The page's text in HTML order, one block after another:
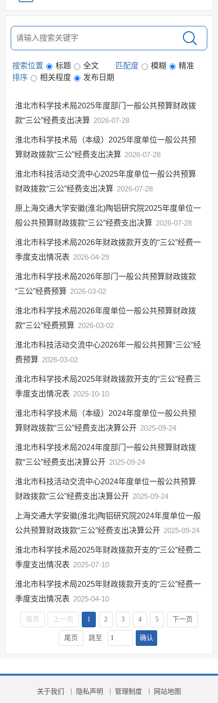
回应关切
监督保障
其他法定信息
搜索位置 标题 全文 匹配度 模糊
精准
排序
相关程度 发布日期
淮北市科学技术局2025年度部门一般公共预算财政拨
款“三公”经费支出决算 2026-07-28
淮北市科学技术局（本级）2025年度单位一般公共预
算财政拨款“三公”经费支出决算 2026-07-28
淮北市科技活动交流中心2025年度单位一般公共预算
财政拨款“三公”经费支出决算 2026-07-28
原上海交通大学安徽(淮北)陶铝研究院2025年度单位一
般公共预算财政拨款“三公”经费支出决算 2026-07-28
淮北市科学技术局2026年财政拨款开支的“三公”经费一
季度支出情况表 2026-04-29
淮北市科学技术局2026年部门一般公共预算财政拨款
“三公”经费预算 2026-03-02
淮北市科学技术局2026年度单位一般公共预算财政拨
款“三公”经费预算 2026-03-02
淮北市科技活动交流中心2026年一般公共预算“三公”经
费预算 2026-03-02
淮北市科学技术局2025年财政拨款开支的“三公”经费三
季度支出情况表 2025-10-10
淮北市科学技术局（本级）2024年度单位一般公共预
算财政拨款“三公”经费支出决算公开 2025-09-24
淮北市科学技术局2024年度部门一般公共预算财政拨
款“三公”经费支出决算公开 2025-09-24
淮北市科技活动交流中心2024年度单位一般公共预算
财政拨款“三公”经费支出决算公开 2025-09-24
上海交通大学安徽(淮北)陶铝研究院2024年度单位一般
公共预算财政拨款“三公”经费支出决算公开 2025-09-24
淮北市科学技术局2025年财政拨款开支的“三公”经费二
季度支出情况表 2025-07-10
淮北市科学技术局2025年财政拨款开支的“三公”经费一
季度支出情况表 2025-04-10
首页 上一页 1 2 3 4 5 下一页
尾页 跳至 确认
关于我们 隐私声明 管理制度 网站地图